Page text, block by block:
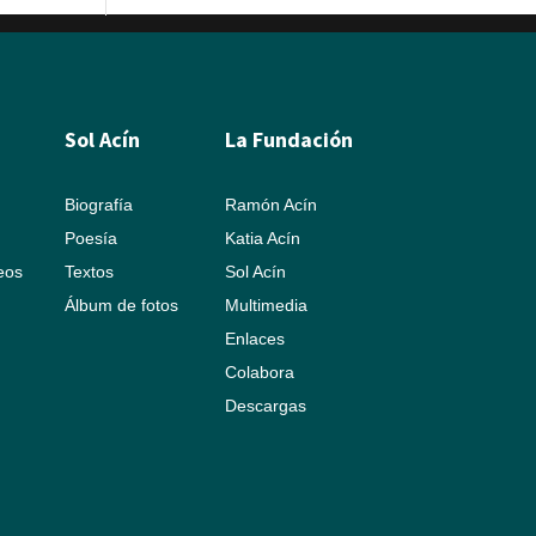
Sol Acín
Biografía
Poesía
Textos
Álbum de fotos
La Fundación
Ramón Acín
Katia Acín
Sol Acín
Multimedia
Enlaces
Colabora
Descargas